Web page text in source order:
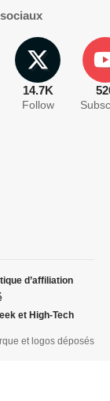
14.7K
Follow
et logos déposés
d’affiliation
et High-Tech